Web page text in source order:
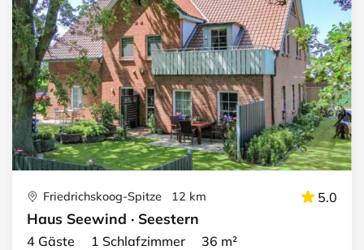
Friedrichskoog-Spitze 12 km 5.0
Haus Seewind · Seestern
4 Gäste 1 Schlafzimmer 36 m²